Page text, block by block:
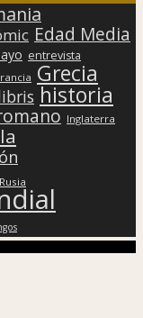
Edad Media
entrevista
Grecia
historia
Inglaterra
Rusia